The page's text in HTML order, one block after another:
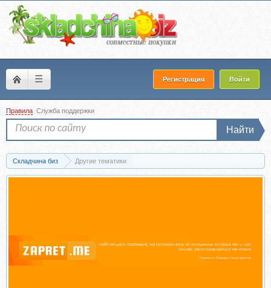
☰ Регистрация Войти
Правила Служба поддержки
Найти
Складчина биз Другие тематики